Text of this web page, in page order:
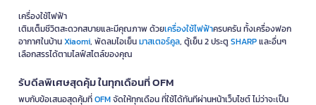
เครื่องใช้ไฟฟ้า
เติมเต็มชีวิตสะดวกสบายและมีคุณภาพ ด้วยเครื่องใช้ไฟฟ้าครบครัน ทั้งเครื่องฟอก
อากาศในบ้านXiaomi, พัดลมไอเย็นมาสเตอร์คูล, ตู้เย็น 2 ประตูSHARPและอื่นๆ
เลือกสรรได้ตามไลฟ์สไตล์ของคุณ
รับดีลพิเศษสุดคุ้ม ในทุกเดือนที่ OFM
พบกับข้อเสนอสุดคุ้มที่OFMจัดให้ทุกเดือน ที่ใช้ได้ทันทีผ่านหน้าเว็บไซต์ ไม่ว่าจะเป็น